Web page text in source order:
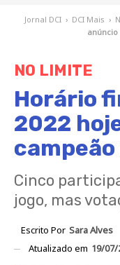
Jornal DCI › DCI Mais ›
NO LIMITE
Horário
2022
Cinco
jogo, mas
Escrito Por Sara Alves
Atualizado em 19/07/